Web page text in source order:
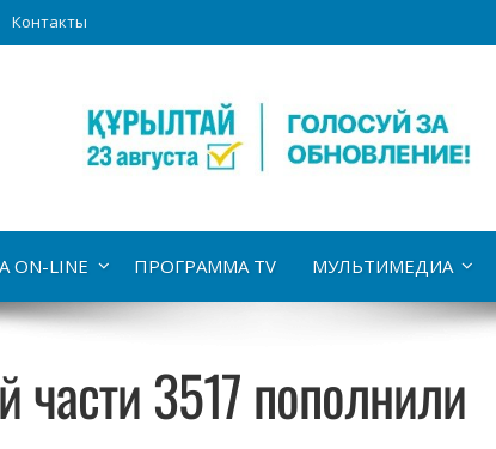
Контакты
ON-LINE ПРОГРАММА TV МУЛЬТИМЕДИА
части 3517 пополнили